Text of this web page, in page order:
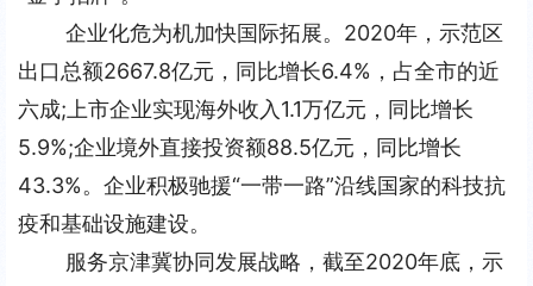
企业化危为机加快国际拓展。2020年，示范区
出口总额2667.8亿元，同比增长6.4%，占全市的近
六成;上市企业实现海外收入1.1万亿元，同比增长
5.9%;企业境外直接投资额88.5亿元，同比增长
43.3%。企业积极驰援“一带一路”沿线国家的科技抗
疫和基础设施建设。
服务京津冀协同发展战略，截至2020年底，示